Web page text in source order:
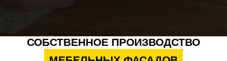
СОБСТВЕННОЕ ПРОИЗВОДСТВО